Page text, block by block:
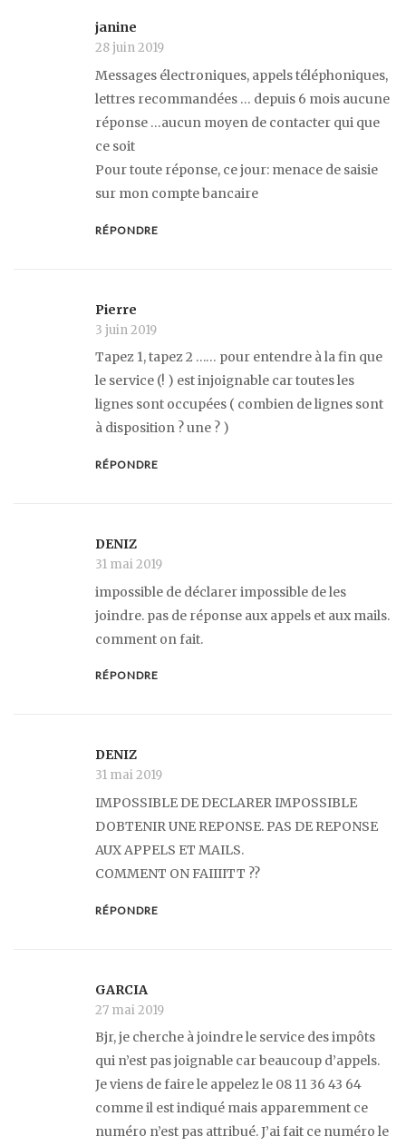
janine
28 juin 2019
Messages électroniques, appels téléphoniques,
lettres recommandées … depuis 6 mois aucune
réponse …aucun moyen de contacter qui que
ce soit
Pour toute réponse, ce jour: menace de saisie
sur mon compte bancaire
RÉPONDRE
Pierre
3 juin 2019
Tapez 1, tapez 2 …… pour entendre à la fin que
le service (! ) est injoignable car toutes les
lignes sont occupées ( combien de lignes sont
à disposition ? une ? )
RÉPONDRE
DENIZ
31 mai 2019
impossible de déclarer impossible de les
joindre. pas de réponse aux appels et aux mails.
comment on fait.
RÉPONDRE
DENIZ
31 mai 2019
IMPOSSIBLE DE DECLARER IMPOSSIBLE
DOBTENIR UNE REPONSE. PAS DE REPONSE
AUX APPELS ET MAILS.
COMMENT ON FAIIIITT ??
RÉPONDRE
GARCIA
27 mai 2019
Bjr, je cherche à joindre le service des impôts
qui n’est pas joignable car beaucoup d’appels.
Je viens de faire le appelez le 08 11 36 43 64
comme il est indiqué mais apparemment ce
numéro n’est pas attribué. J’ai fait ce numéro le